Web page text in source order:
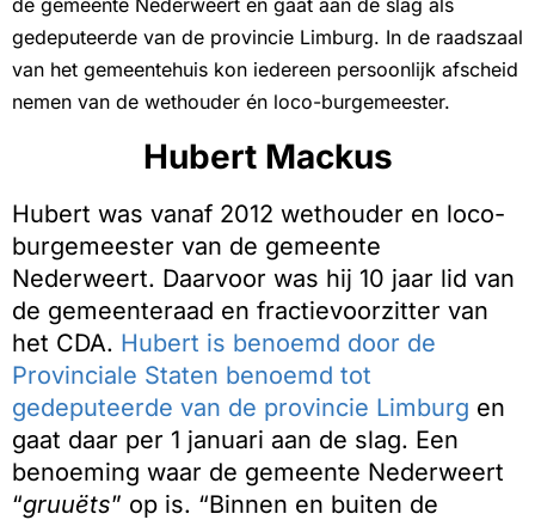
gedeputeerde van de provincie Limburg. In de raadszaal
van het gemeentehuis kon iedereen persoonlijk afscheid
nemen van de wethouder én loco-burgemeester.
Hubert Mackus
Hubert was vanaf 2012 wethouder en loco-
burgemeester van de gemeente
Nederweert. Daarvoor was hij 10 jaar lid van
de gemeenteraad en fractievoorzitter van
het CDA. Hubert is benoemd door de
Provinciale Staten benoemd tot
gedeputeerde van de provincie Limburg en
gaat daar per 1 januari aan de slag. Een
benoeming waar de gemeente Nederweert
“gruuëts” op is. “Binnen en buiten de